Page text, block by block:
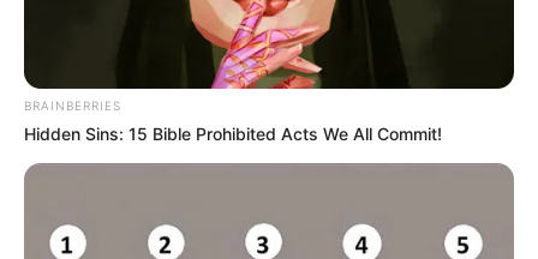
BRAINBERRIES
Hidden Sins: 15 Bible Prohibited Acts We All Commit!